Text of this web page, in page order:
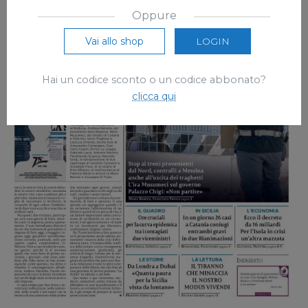
Oppure
Vai allo shop LOGIN
Hai un codice sconto o un codice abbonato?
clicca qui